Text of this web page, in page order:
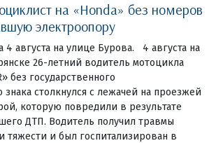
на «Honda» без номеров
электроопору
августа на улице Бурова. 4 августа на
26-летний водитель мотоцикла
без государственного
знака столкнулся с лежачей на проезжей
которую повредили в результате
ДТП. Водитель получил травмы
тяжести и был госпитализирован в